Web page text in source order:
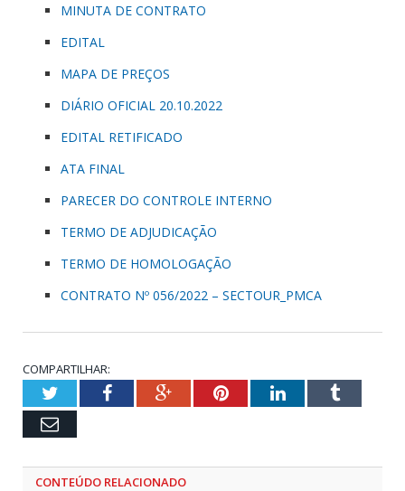
MINUTA DE CONTRATO
EDITAL
MAPA DE PREÇOS
DIÁRIO OFICIAL 20.10.2022
EDITAL RETIFICADO
ATA FINAL
PARECER DO CONTROLE INTERNO
TERMO DE ADJUDICAÇÃO
TERMO DE HOMOLOGAÇÃO
CONTRATO Nº 056/2022 – SECTOUR_PMCA
COMPARTILHAR:
TwitterFacebookGoogle+PinterestLinkedInTumblr
Email
CONTEÚDO RELACIONADO